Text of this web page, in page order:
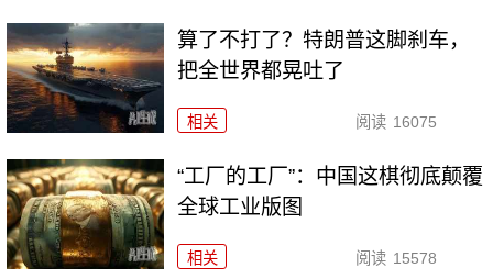
算了不打了？特朗普这脚刹车，
把全世界都晃吐了
相关 阅读 16075
“工厂的工厂”：中国这棋彻底颠覆
全球工业版图
相关 阅读 15578